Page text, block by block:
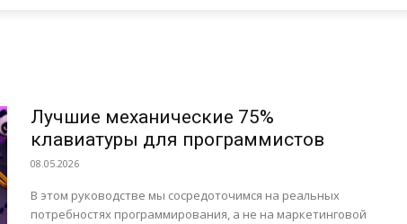
Лучшие механические 75%
клавиатуры для программистов
08.05.2026
В этом руководстве мы сосредоточимся на реальных
потребностях программирования, а не на маркетинговой